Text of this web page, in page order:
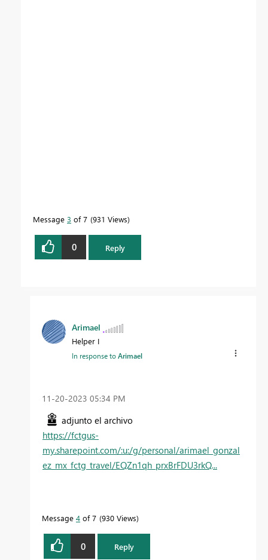
Message 3 of 7 931 Views
0 Reply
Arimael
Helper I
In response toArimael
‎11-20-2023 05:34 PM
adjunto el archivo
https://fctgus-
my.sharepoint.com/:u:/g/personal/arimael_gonzal
ez_mx_fctg_travel/EQZn1qh_prxBrFDU3rkQ...
Message 4 of 7 930 Views
0 Reply